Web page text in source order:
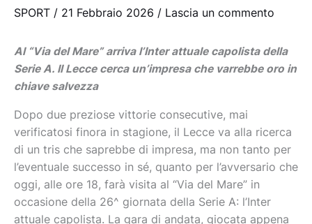
SPORT / 21 Febbraio 2026 / Lascia un commento
Al “Via del Mare” arriva l’Inter attuale capolista della
Serie A. Il Lecce cerca un’impresa che varrebbe oro in
chiave salvezza
Dopo due preziose vittorie consecutive, mai
verificatosi finora in stagione, il Lecce va alla ricerca
di un tris che saprebbe di impresa, ma non tanto per
l’eventuale successo in sé, quanto per l’avversario che
oggi, alle ore 18, farà visita al “Via del Mare” in
occasione della 26^ giornata della Serie A: l’Inter
attuale capolista. La gara di andata, giocata appena